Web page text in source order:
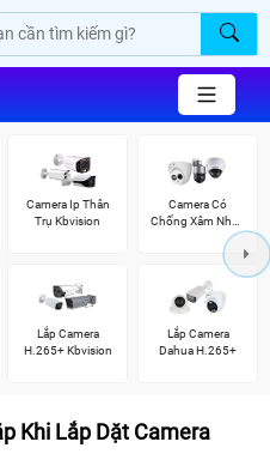
Camera Ip Thân
Trụ Kbvision
Camera Có
Chống Xâm Nhập
Lắp Camera
H.265+ Kbvision
Lắp Camera
Dahua H.265+
Khi Lắp Dặt Camera